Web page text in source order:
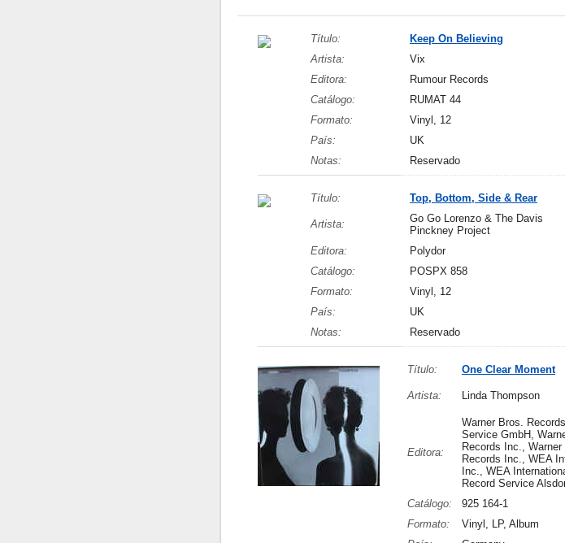
Título: Keep On Believing
Artista:
Vix
Editora:
Rumour Records
Catálogo:
RUMAT 44
Formato:
Vinyl, 12
País:
UK
Notas:
Reservado
Título: Top, Bottom, Side & Rear
Artista:
Go Go Lorenzo & The Davis
Pinckney Project
Editora: Polydor
Catálogo:
POSPX 858
Formato:
Vinyl, 12
País:
UK
Notas:
Reservado
Título: One Clear Moment
Artista: Linda Thompson
Editora:
Warner Bros.
Service GmbH,
Records Inc., Warner
Records Inc., WEA
Inc., WEA
Record Service
Catálogo: 925 164-1
Formato:
Vinyl, LP, Album